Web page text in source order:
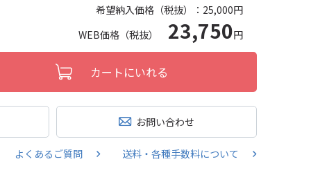
希望納入価格（税抜）： 25,000円
WEB価格（税抜） 23,750円
カートにいれる
お問い合わせ
よくあるご質問 送料・各種手数料について